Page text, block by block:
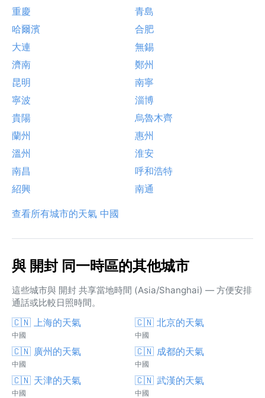
重慶
青島
哈爾濱
合肥
大連
無錫
濟南
鄭州
昆明
南寧
寧波
淄博
貴陽
烏魯木齊
蘭州
惠州
溫州
淮安
南昌
呼和浩特
紹興
南通
查看所有城市的天氣 中國
與 開封 同一時區的其他城市
這些城市與 開封 共享當地時間 (Asia/Shanghai) — 方便安排
通話或比較日照時間。
🇨🇳 上海的天氣
中國
🇨🇳 北京的天氣
中國
🇨🇳 廣州的天氣
中國
🇨🇳 成都的天氣
中國
🇨🇳 天津的天氣
中國
🇨🇳 武漢的天氣
中國